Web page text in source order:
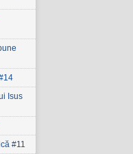
Isus
#11